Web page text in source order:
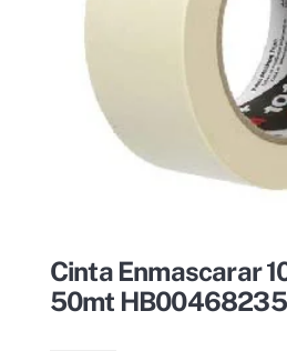
Cinta Enmascarar
50mt